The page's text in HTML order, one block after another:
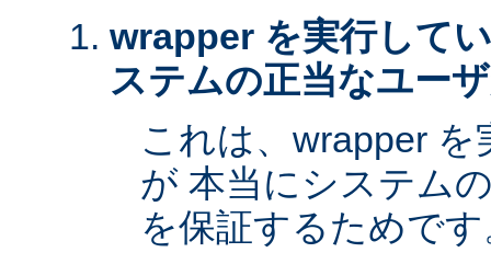
wrapper を実行して
ステムの正当なユー
これは、wrapper
が 本当にシステム
を保証するためで